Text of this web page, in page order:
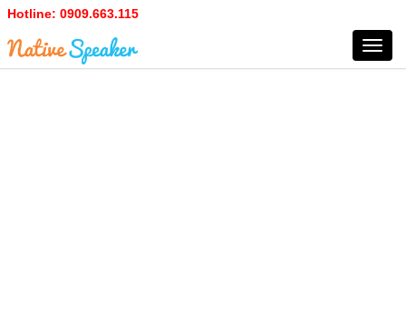
Hotline: 0909.663.115